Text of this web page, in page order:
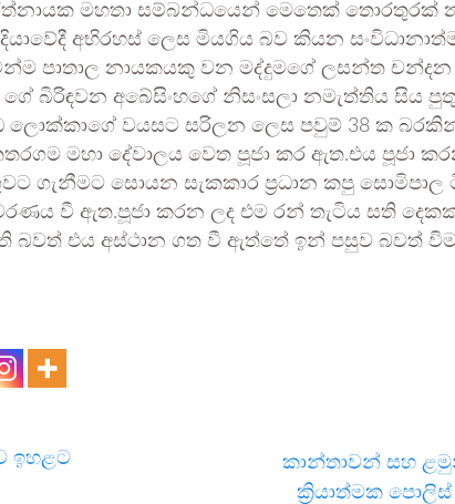
රත්නායක මහතා සම්බන්ධයෙන් මෙතෙක් තොරතුරක්
අභිරහස් ලෙස මියගිය බව කියන
පාතාල නායකයකු වන මද්දුමගේ ලසන්ත
බිරිඳවන අබේසිංහගේ නිසංසලා නමැත්තිය සිය
වයසට සරිලන ලෙස පවුම් 38 ක බරකින්
මහා දේවාලය වෙත පූජා කර ඇත.එය පූජා
ගැනීමට සොයන සැකකාර ප්‍රධාන කපු සොමිපාල
වී ඇත.පූජා කරන ලද එම රන් තැටිය සති
බවත් එය අස්ථාන ගත වී ඇත්තේ ඉන් පසුව බවත්
ඉහළට
කාන්තාවන් සහ
ක්‍රියාත්මක